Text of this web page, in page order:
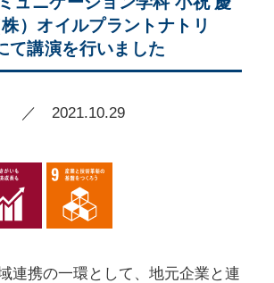
）オイルプラントナトリ
て講演を行いました
／ 2021.10.29
連携の一環として、地元企業と連